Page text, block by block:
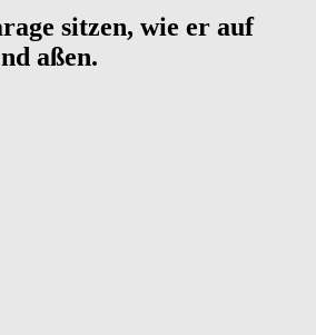
sitzen, wie er auf
aßen.